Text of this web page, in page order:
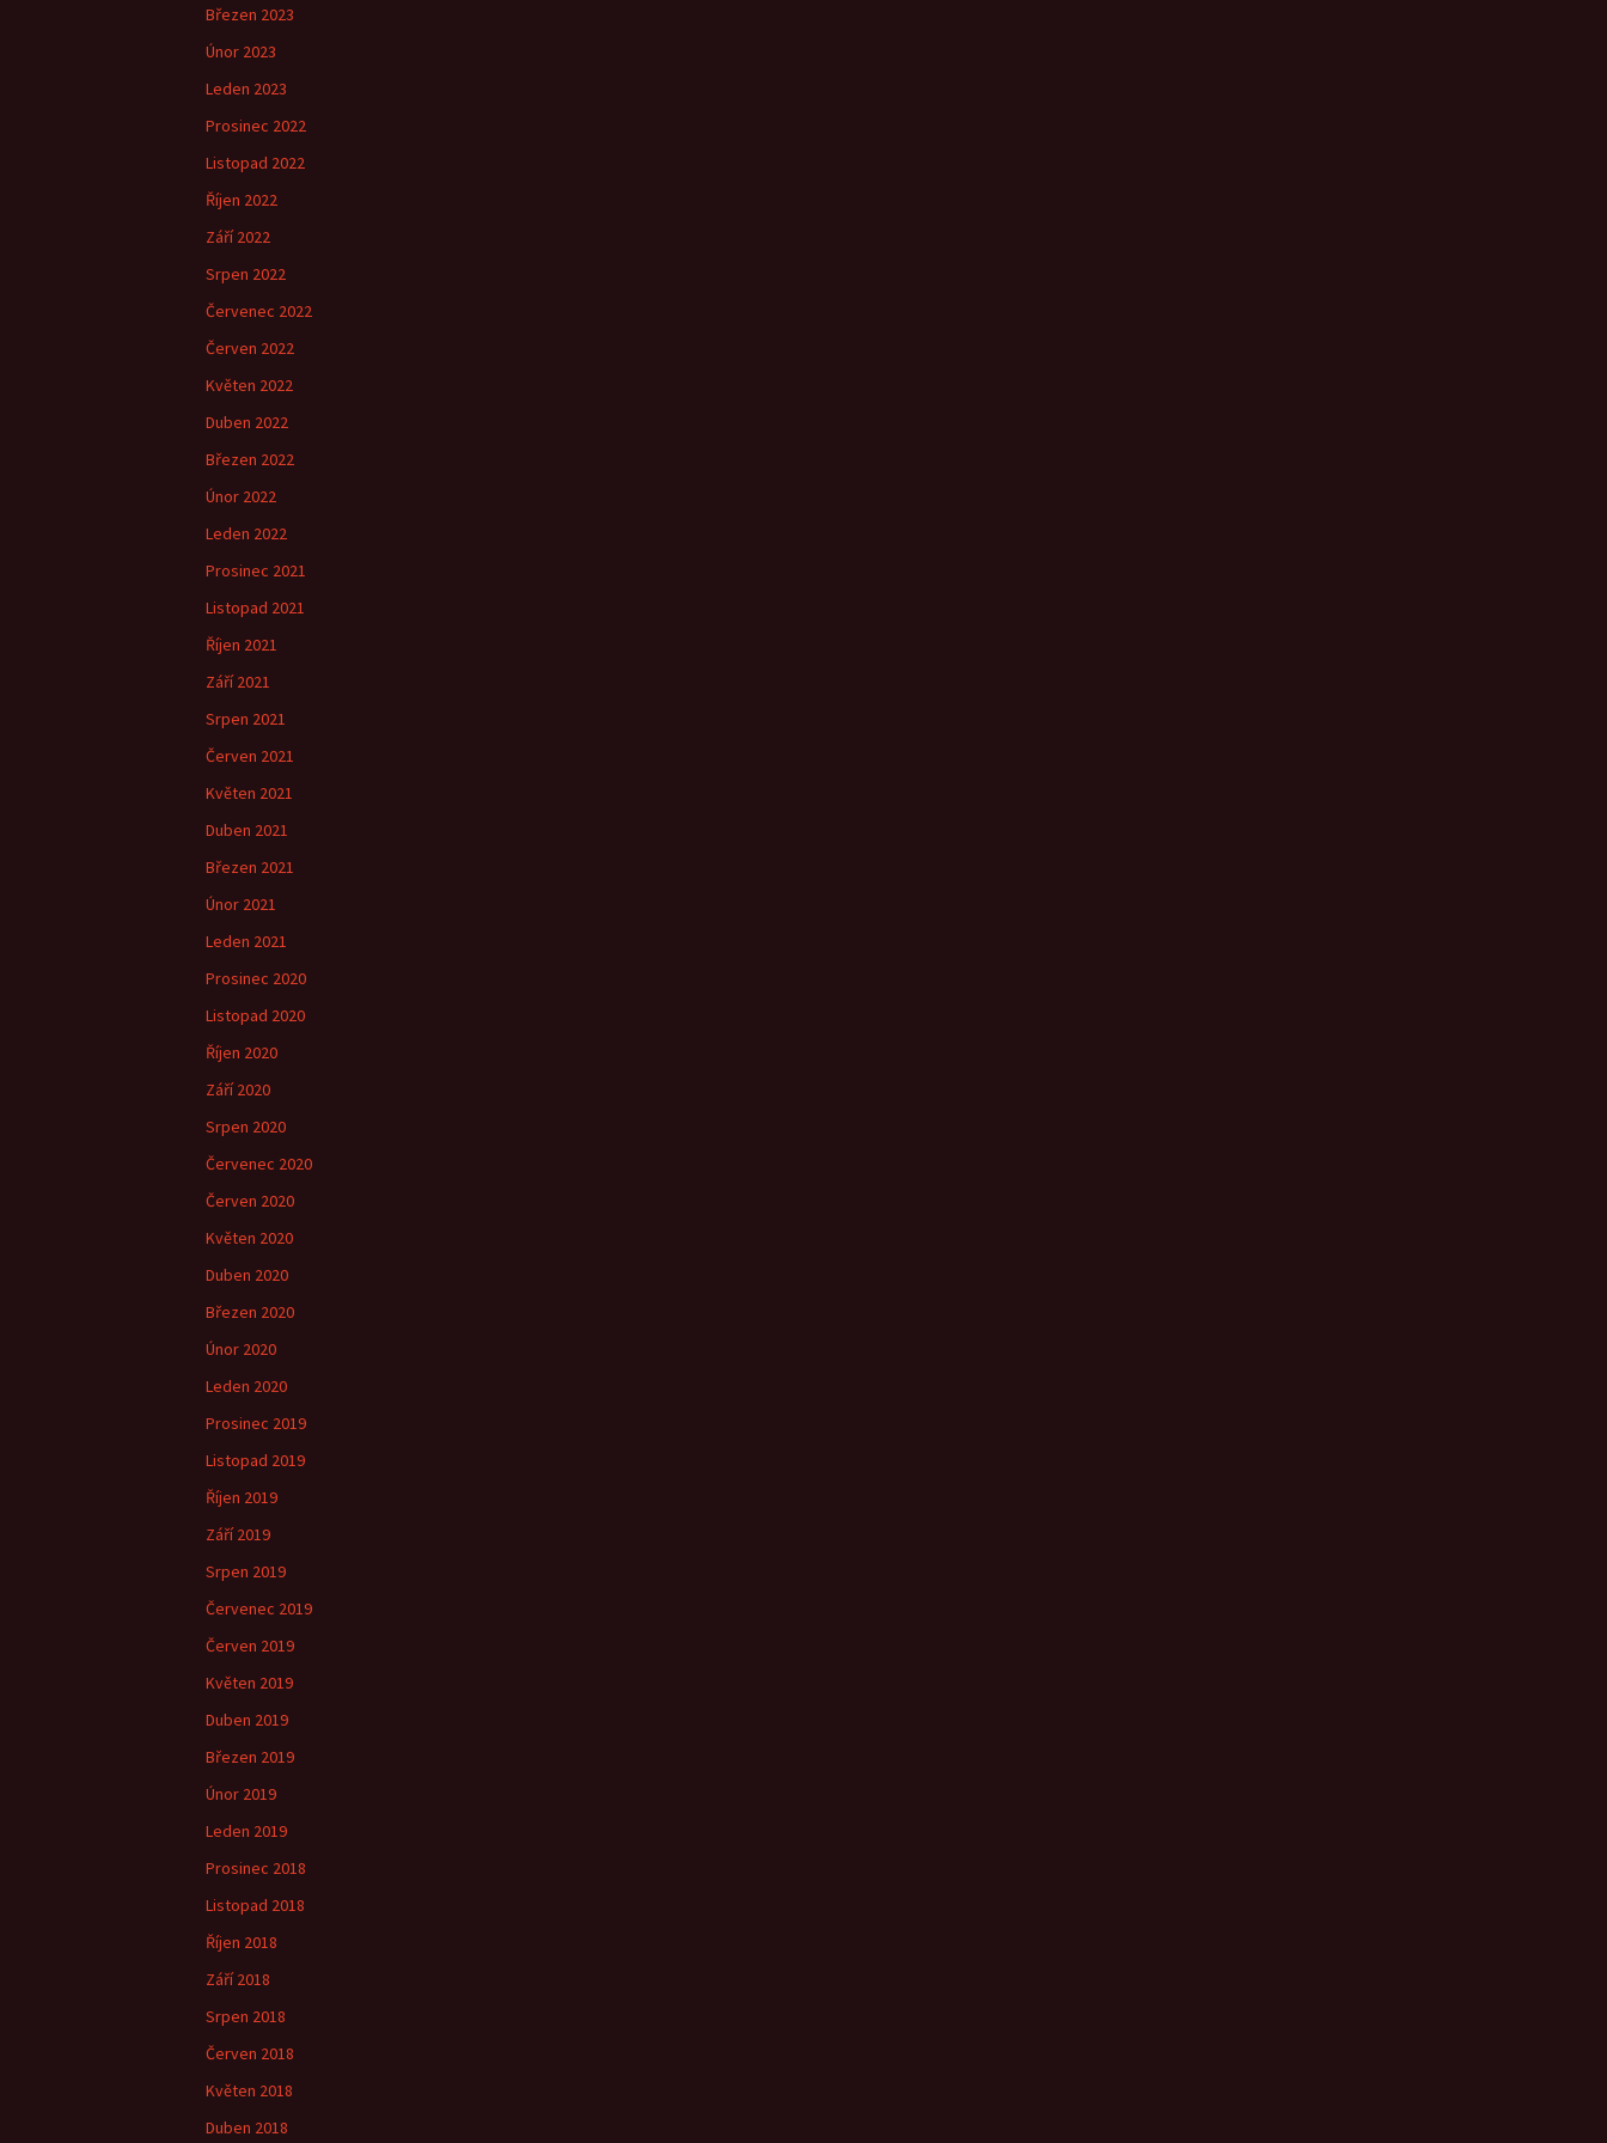
Březen 2023
Únor 2023
Leden 2023
Prosinec 2022
Listopad 2022
Říjen 2022
Září 2022
Srpen 2022
Červenec 2022
Červen 2022
Květen 2022
Duben 2022
Březen 2022
Únor 2022
Leden 2022
Prosinec 2021
Listopad 2021
Říjen 2021
Září 2021
Srpen 2021
Červen 2021
Květen 2021
Duben 2021
Březen 2021
Únor 2021
Leden 2021
Prosinec 2020
Listopad 2020
Říjen 2020
Září 2020
Srpen 2020
Červenec 2020
Červen 2020
Květen 2020
Duben 2020
Březen 2020
Únor 2020
Leden 2020
Prosinec 2019
Listopad 2019
Říjen 2019
Září 2019
Srpen 2019
Červenec 2019
Červen 2019
Květen 2019
Duben 2019
Březen 2019
Únor 2019
Leden 2019
Prosinec 2018
Listopad 2018
Říjen 2018
Září 2018
Srpen 2018
Červen 2018
Květen 2018
Duben 2018